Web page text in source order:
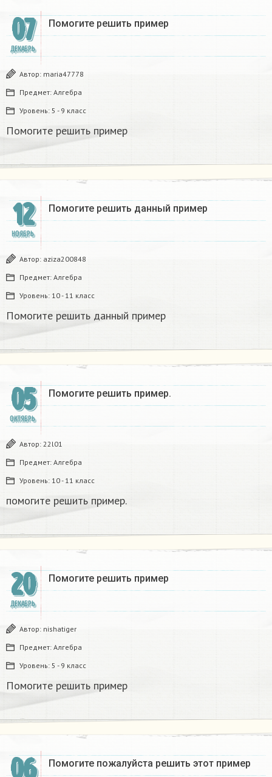
07
ДЕКАБРЬ
Помогите решить пример
Автор: maria47778
Предмет: Алгебра
Уровень: 5 - 9 класс
Помогите решить пример
12
НОЯБРЬ
Помогите решить данный пример
Автор: aziza200848
Предмет: Алгебра
Уровень: 10 - 11 класс
Помогите решить данный пример
05
ОКТЯБРЬ
Помогите решить пример.
Автор: 22l01
Предмет: Алгебра
Уровень: 10 - 11 класс
помогите решить пример.
20
ДЕКАБРЬ
Помогите решить пример
Автор: nishatiger
Предмет: Алгебра
Уровень: 5 - 9 класс
Помогите решить пример
Помогите пожалуйста решить этот пример